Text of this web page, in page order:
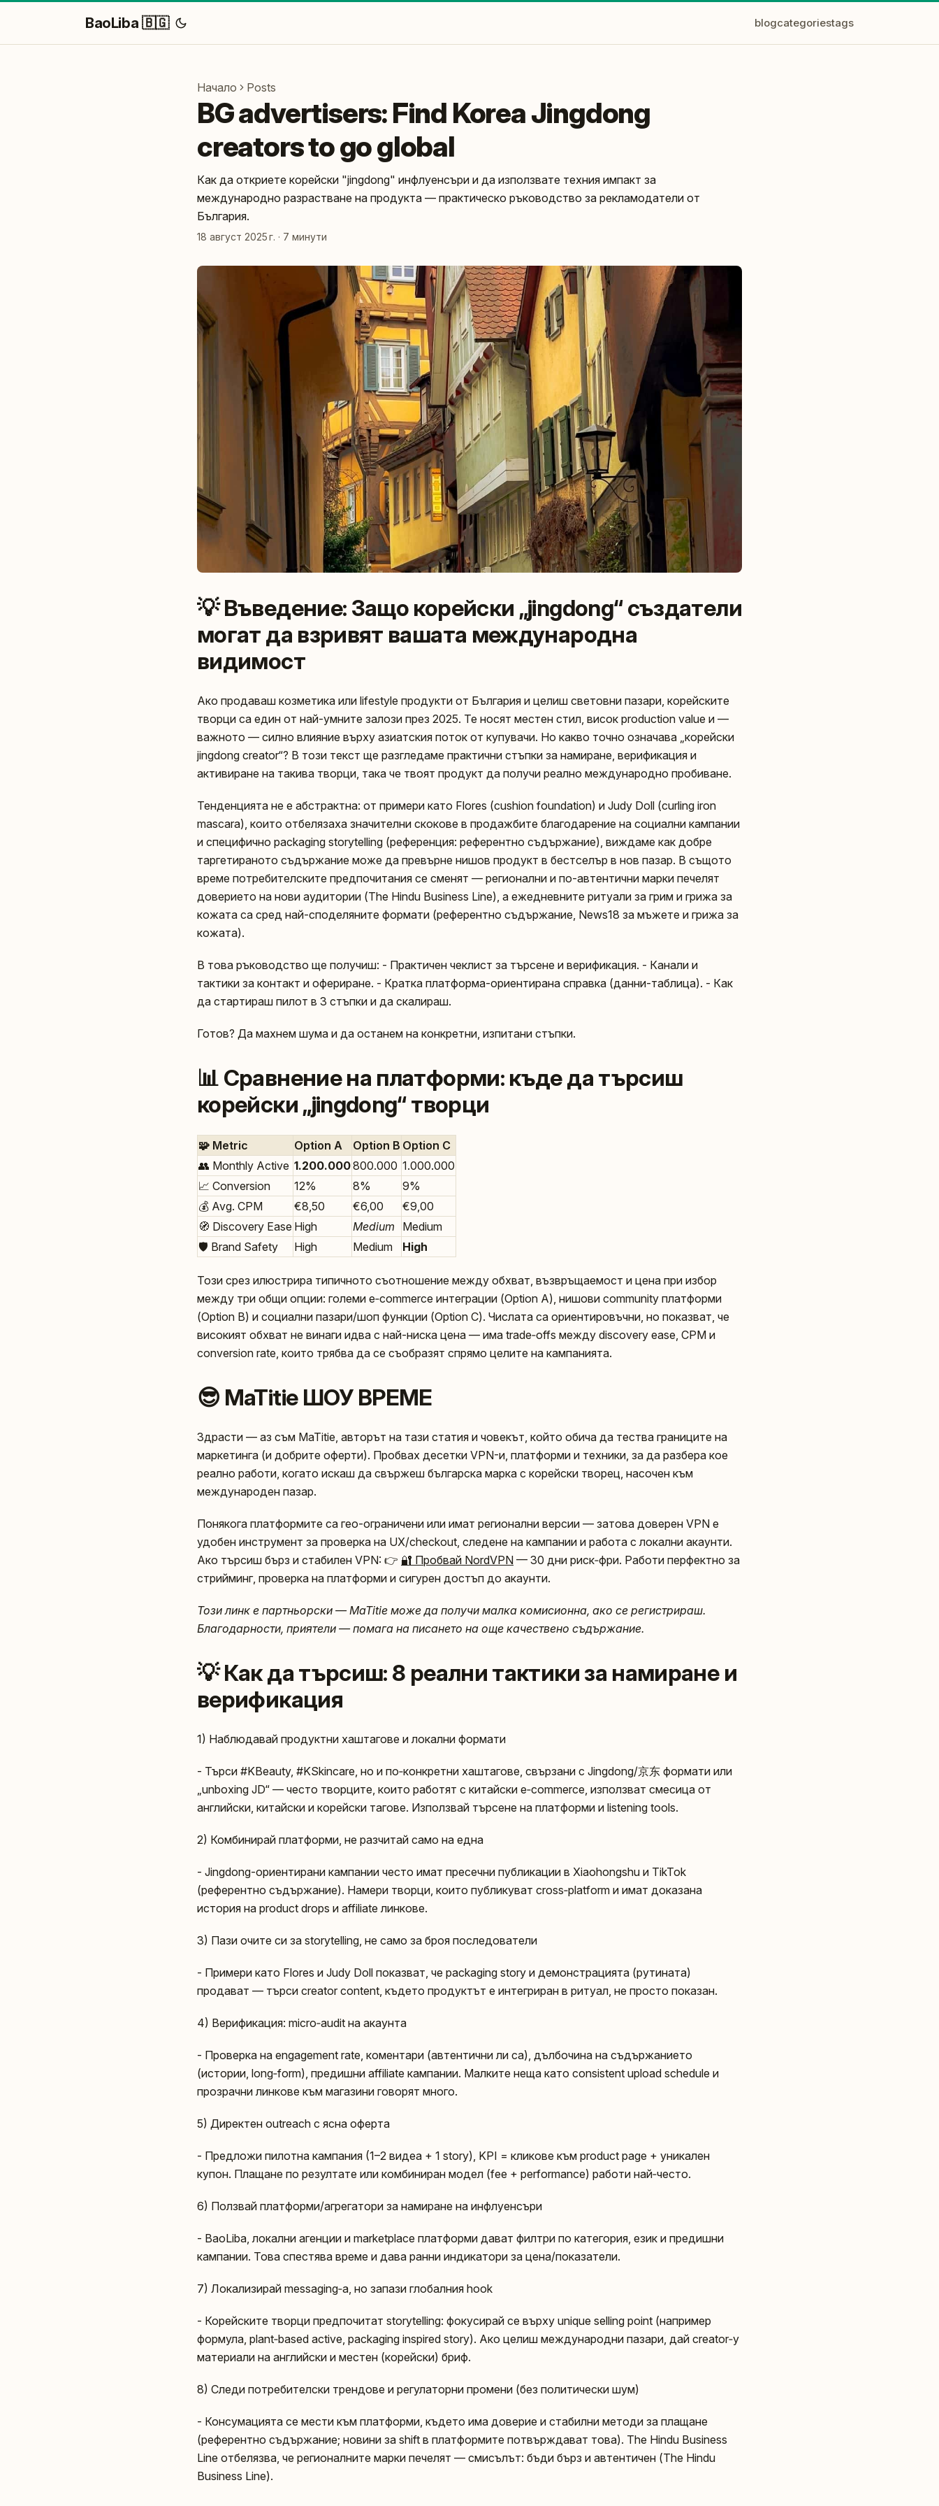
BaoLiba 🇧🇬 blogcategoriestags
Начало Posts
BG advertisers: Find Korea Jingdong
creators to go global
Как да откриете корейски "jingdong" инфлуенсъри и да използвате техния импакт за
международно разрастване на продукта — практическо ръководство за рекламодатели от
България.
18 август 2025 г. · 7 минути
💡 Въведение: Защо корейски „jingdong“ създатели
могат да взривят вашата международна
видимост
Ако продаваш козметика или lifestyle продукти от България и целиш световни пазари, корейските
творци са един от най-умните залози през 2025. Те носят местен стил, висок production value и —
важното — силно влияние върху азиатския поток от купувачи. Но какво точно означава „корейски
jingdong creator“? В този текст ще разгледаме практични стъпки за намиране, верификация и
активиране на такива творци, така че твоят продукт да получи реално международно пробиване.
Тенденцията не е абстрактна: от примери като Flores (cushion foundation) и Judy Doll (curling iron
mascara), които отбелязаха значителни скокове в продажбите благодарение на социални кампании
и специфично packaging storytelling (референция: референтно съдържание), виждаме как добре
таргетираното съдържание може да превърне нишов продукт в бестселър в нов пазар. В същото
време потребителските предпочитания се сменят — регионални и по-автентични марки печелят
доверието на нови аудитории (The Hindu Business Line), а ежедневните ритуали за грим и грижа за
кожата са сред най-споделяните формати (референтно съдържание, News18 за мъжете и грижа за
кожата).
В това ръководство ще получиш: - Практичен чеклист за търсене и верификация. - Канали и
тактики за контакт и офериране. - Кратка платформа-ориентирана справка (данни-таблица). - Как
да стартираш пилот в 3 стъпки и да скалираш.
Готов? Да махнем шума и да останем на конкретни, изпитани стъпки.
📊 Сравнение на платформи: къде да търсиш
корейски „jingdong“ творци
🧩 Metric Option A Option B Option C
👥 Monthly Active 1.200.000800.000 1.000.000
📈 Conversion
12% 8%
9%
💰 Avg. CPM
€8,50 €6,00
€9,00
🧭 Discovery Ease High Medium
Medium
🛡️ Brand Safety
High Medium High
Този срез илюстрира типичното съотношение между обхват, възвръщаемост и цена при избор
между три общи опции: големи e‑commerce интеграции (Option A), нишови community платформи
(Option B) и социални пазари/шоп функции (Option C). Числата са ориентировъчни, но показват, че
високият обхват не винаги идва с най-ниска цена — има trade‑offs между discovery ease, CPM и
conversion rate, които трябва да се съобразят спрямо целите на кампанията.
😎 MaTitie ШОУ ВРЕМЕ
Здрасти — аз съм MaTitie, авторът на тази статия и човекът, който обича да тества границите на
маркетинга (и добрите оферти). Пробвах десетки VPN-и, платформи и техники, за да разбера кое
реално работи, когато искаш да свържеш българска марка с корейски творец, насочен към
международен пазар.
Понякога платформите са гео-ограничени или имат регионални версии — затова доверен VPN е
удобен инструмент за проверка на UX/checkout, следене на кампании и работа с локални акаунти.
Ако търсиш бърз и стабилен VPN: 👉 🔐 Пробвай NordVPN — 30 дни риск‑фри. Работи перфектно за
стрийминг, проверка на платформи и сигурен достъп до акаунти.
Този линк е партньорски — MaTitie може да получи малка комисионна, ако се регистрираш.
Благодарности, приятели — помага на писането на още качествено съдържание.
💡 Как да търсиш: 8 реални тактики за намиране и
верификация
1) Наблюдавай продуктни хаштагове и локални формати
- Търси #KBeauty, #KSkincare, но и по‑конкретни хаштагове, свързани с Jingdong/京东 формати или
„unboxing JD“ — често творците, които работят с китайски e‑commerce, използват смесица от
английски, китайски и корейски тагове. Използвай търсене на платформи и listening tools.
2) Комбинирай платформи, не разчитай само на една
- Jingdong-ориентирани кампании често имат пресечни публикации в Xiaohongshu и TikTok
(референтно съдържание). Намери творци, които публикуват cross‑platform и имат доказана
история на product drops и affiliate линкове.
3) Пази очите си за storytelling, не само за броя последователи
- Примери като Flores и Judy Doll показват, че packaging story и демонстрацията (рутината)
продават — търси creator content, където продуктът е интегриран в ритуал, не просто показан.
4) Верификация: micro‑audit на акаунта
- Проверка на engagement rate, коментари (автентични ли са), дълбочина на съдържанието
(истории, long‑form), предишни affiliate кампании. Малките неща като consistent upload schedule и
прозрачни линкове към магазини говорят много.
5) Директен outreach с ясна оферта
- Предложи пилотна кампания (1–2 видеа + 1 story), KPI = кликове към product page + уникален
купон. Плащане по резултатe или комбиниран модел (fee + performance) работи най‑често.
6) Ползвай платформи/агрегатори за намиране на инфлуенсъри
- BaoLiba, локални агенции и marketplace платформи дават филтри по категория, език и предишни
кампании. Това спестява време и дава ранни индикатори за цена/показатели.
7) Локализирай messaging‑а, но запази глобалния hook
- Корейските творци предпочитат storytelling: фокусирай се върху unique selling point (например
формула, plant‑based active, packaging inspired story). Ако целиш международни пазари, дай creator‑у
материали на английски и местен (корейски) бриф.
8) Следи потребителски трендове и регулаторни промени (без политически шум)
- Консумацията се мести към платформи, където има доверие и стабилни методи за плащане
(референтно съдържание; новини за shift в платформите потвърждават това). The Hindu Business
Line отбелязва, че регионалните марки печелят — смисълът: бъди бърз и автентичен (The Hindu
Business Line).